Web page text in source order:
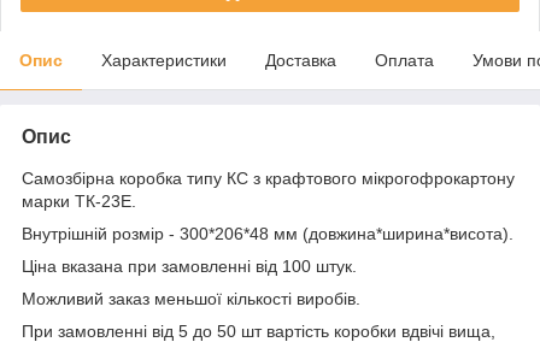
Опис Характеристики Доставка Оплата Умови
Опис
Самозбірна коробка типу КС з крафтового мікрогофрокартону
марки ТК-23Е.
Внутрішній розмір - 300*206*48 мм (довжина*ширина*висота).
Ціна вказана при замовленні від 100 штук.
Можливий заказ меньшої кількості виробів.
При замовленні від 5 до 50 шт вартість коробки вдвічі вища,